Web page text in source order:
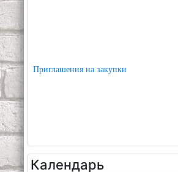
Приглашения на закупки
Календарь